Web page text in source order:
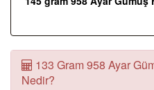
133 Gram 958 Ayar
Nedir?